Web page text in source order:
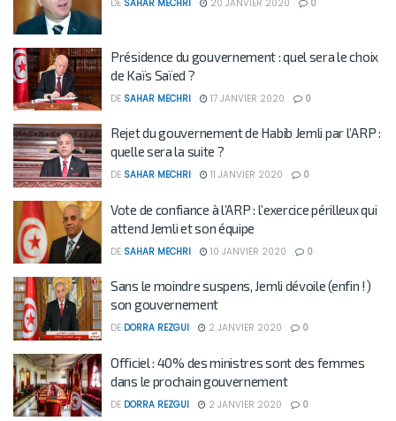
DE SAHAR MECHRI 20 JANVIER 2020 0
Présidence du gouvernement : quel sera le choix
de Kaïs Saïed ?
DE SAHAR MECHRI 17 JANVIER 2020 0
Rejet du gouvernement de Habib Jemli par l’ARP :
quelle sera la suite ?
DE SAHAR MECHRI 11 JANVIER 2020 0
Vote de confiance à l’ARP : l’exercice périlleux qui
attend Jemli et son équipe
DE SAHAR MECHRI 10 JANVIER 2020 0
Sans le moindre suspens, Jemli dévoile (enfin !)
son gouvernement
DE DORRA REZGUI 2 JANVIER 2020 0
Officiel : 40% des ministres sont des femmes
dans le prochain gouvernement
DE DORRA REZGUI 2 JANVIER 2020 0